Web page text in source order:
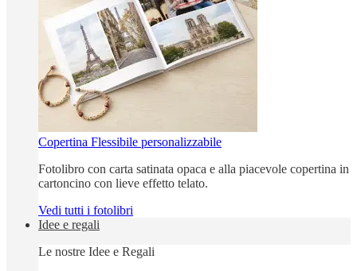
Copertina Flessibile personalizzabile
Fotolibro con carta satinata opaca e alla piacevole copertina in
cartoncino con lieve effetto telato.
Vedi tutti i fotolibri
Idee e regali
Le nostre Idee e Regali